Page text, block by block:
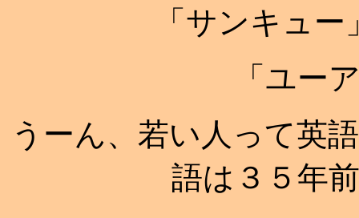
「サンキュ
「ユー
うーん、若い人って英
語は３５年